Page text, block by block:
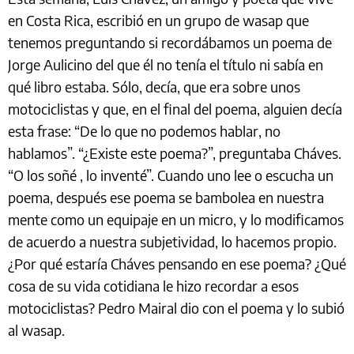
en Costa Rica, escribió en un grupo de wasap que
tenemos preguntando si recordábamos un poema de
Jorge Aulicino del que él no tenía el título ni sabía en
qué libro estaba. Sólo, decía, que era sobre unos
motociclistas y que, en el final del poema, alguien decía
esta frase: “De lo que no podemos hablar, no
hablamos”. “¿Existe este poema?”, preguntaba Cháves.
“O los soñé , lo inventé”. Cuando uno lee o escucha un
poema, después ese poema se bambolea en nuestra
mente como un equipaje en un micro, y lo modificamos
de acuerdo a nuestra subjetividad, lo hacemos propio.
¿Por qué estaría Cháves pensando en ese poema? ¿Qué
cosa de su vida cotidiana le hizo recordar a esos
motociclistas? Pedro Mairal dio con el poema y lo subió
al wasap.